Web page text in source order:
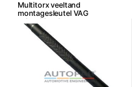
Multitorx veeltand
montagesleutel VAG
achterklepslot